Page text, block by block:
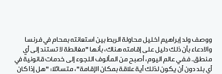
ووصف ولد إبراهيم اخليل محاولة الربط بين استعانته بمحام في فرنسا
والادعاء بأن ذلك دليل على إقامته هناك، بأنها "مغالطة لا تستند إلى أي
منطق. ففي عالم اليوم، أصبح من المألوف اللجوء إلى خدمات قانونية في
أي بلد دون أن يكون لذلك أية علاقة بمكان الإقامة"، متسائلا: "هل إذا كان